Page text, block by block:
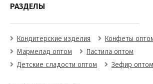
РАЗДЕЛЫ
Кондитерские изделия
Конфеты
Мармелад оптом
Пастила оптом
Детские сладости оптом
Зефир оптом